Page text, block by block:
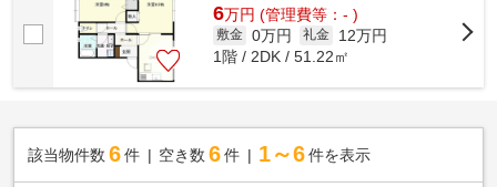
6万円 (管理費等：- )
敷金 0万円 礼金
12万円
1階 / 2DK / 51.22㎡
該当物件数 6件 空き数 6 件 1～6 件を表示